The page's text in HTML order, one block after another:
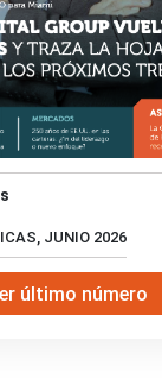
JUNIO 2026
último número